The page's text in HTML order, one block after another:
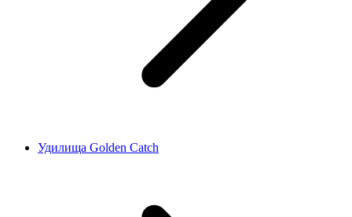
Удилища Golden Catch